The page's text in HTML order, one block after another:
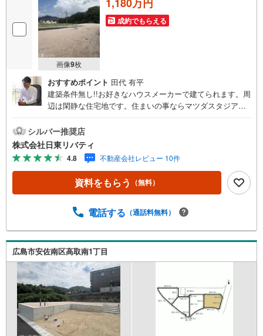
画像9枚
成約でもらえる
おすすめポイント 田代 有平
建築条件無し!!お好きなハウスメーカーで建てられます。周
辺は閑静な住宅地です。住まいの事ならマツダスタジアム
物件もご紹介できます。広島市内はもちろん廿日市から
呉・東広島まで6000物件の豊富な情報量!!「実際に自分自
身が住む家を見て納得して買いたい」広告では分かり難い
物件の長所や短所を現地でご確認できます。お気軽にお問
い合わせ下さい。TV電話やLINE等でオンライン案内も可能
です。お気軽にお申し付け下さい。「住まいを通じた出逢
と信用を頂き、広島県下でも有数の不動産グループへ成長
の精神を大切に、お客様へのサポートをさせて頂きます。
株式会社日東リバティ〒732-0818広島市南区段原日出2丁目
2-22-2F
シルバー推奨店
株式会社日東リバティ
4.8 不動産会社レビュー 10件
資料をもらう （無料）
電話する （通話料無料）
広島市安佐南区高取南1丁目